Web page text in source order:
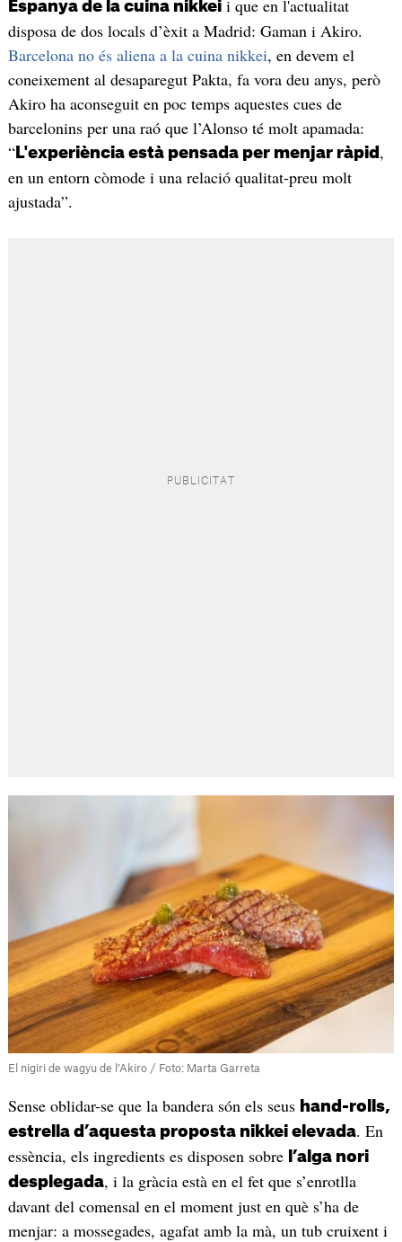
Espanya de la cuina nikkeii que en l'actualitat
disposa de dos locals d’èxit a Madrid: Gaman i Akiro.
Barcelona no és aliena a la cuina nikkei, en devem el
coneixement al desaparegut Pakta, fa vora deu anys, però
Akiro ha aconseguit en poc temps aquestes cues de
barcelonins per una raó que l’Alonso té molt apamada:
“L'experiència està pensada per menjar ràpid ,
en un entorn còmode i una relació qualitat-preu molt
ajustada”.
El nigiri de wagyu de l’Akiro / Foto: Marta Garreta
Sense oblidar-se que la bandera són els seus hand-rolls,
estrella d’aquesta proposta nikkei elevada. En
essència, els ingredients es disposen sobre l’alga nori
desplegada, i la gràcia està en el fet que s’enrotlla
davant del comensal en el moment just en què s’ha de
menjar: a mossegades, agafat amb la mà, un tub cruixent i